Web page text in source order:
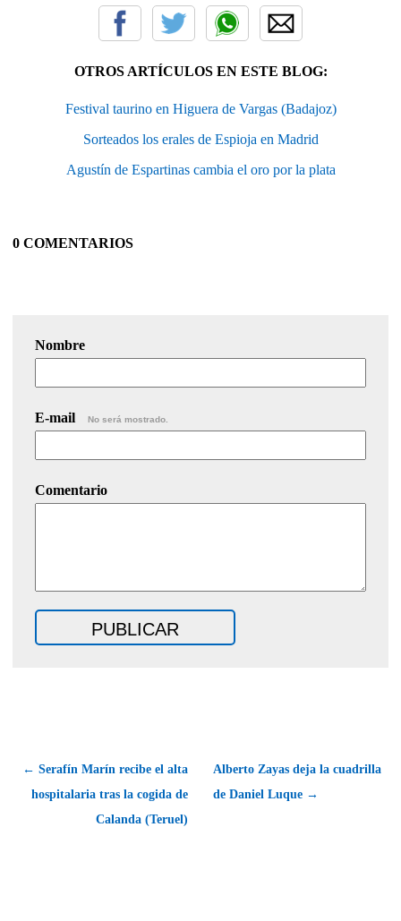
OTROS ARTÍCULOS EN ESTE BLOG:
Festival taurino en Higuera de Vargas (Badajoz)
Sorteados los erales de Espioja en Madrid
Agustín de Espartinas cambia el oro por la plata
0 COMENTARIOS
Nombre
E-mail No será mostrado.
Comentario
← Serafín Marín recibe el alta
hospitalaria tras la cogida de
Calanda (Teruel)
Alberto Zayas deja la cuadrilla
de Daniel Luque →